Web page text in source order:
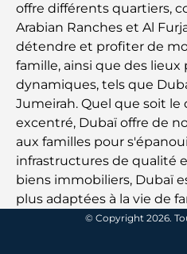
et complexes
Meilleurs restaurants
au DIFC
Les marques de
monde
Architecture ottomane
de culture et d'empire
Comment choisir un
offre différents quartiers,
Arabian Ranches et Al
détendre et profiter de
famille, ainsi que des
dynamiques, tels que
Jumeirah. Quel que soit
excentré, Dubaï offre de
aux familles pour
infrastructures de qualité
biens immobiliers, Dubaï
plus adaptées à la vie de
© Copyright 2026.